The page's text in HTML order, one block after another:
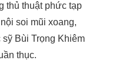
thủ thuật phức tạp
soi mũi xoang,
Bùi Trọng Khiêm
thục.